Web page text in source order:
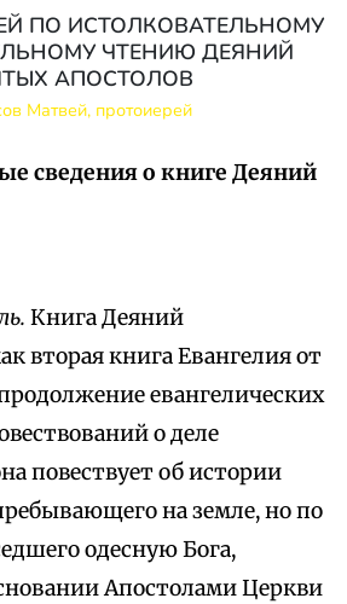
ПО ИСТОЛКОВАТЕЛЬНОМУ
ЧТЕНИЮ ДЕЯНИЙ
АПОСТОЛОВ
Матвей, протоиерей
сведения о книге Деяний
Книга Деяний
вторая книга Евангелия от
евангелических
о деле
повествует об истории
на земле, но по
одесную Бога,
Апостолами Церкви